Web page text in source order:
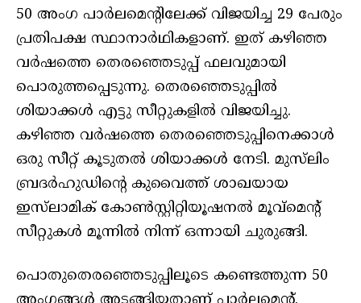
50 അംഗ പാർലമെന്റിലേക്ക് വിജയിച്ച 29 പേരും
പ്രതിപക്ഷ സ്ഥാനാർഥികളാണ്. ഇത് കഴിഞ്ഞ
വർഷത്തെ തെരഞ്ഞെടുപ്പ് ഫലവുമായി
പൊരുത്തപ്പെടുന്നു. തെരഞ്ഞെടുപ്പിൽ
ശിയാക്കൾ എട്ടു സീറ്റുകളിൽ വിജയിച്ചു.
കഴിഞ്ഞ വർഷത്തെ തെരഞ്ഞെടുപ്പിനെക്കാൾ
ഒരു സീറ്റ് കൂടുതൽ ശിയാക്കൾ നേടി. മുസ്‌ലിം
ബ്രദർഹുഡിന്റെ കുവൈത്ത് ശാഖയായ
ഇസ്‌ലാമിക് കോൺസ്റ്റിറ്റിയൂഷനൽ മൂവ്‌മെന്റ്
സീറ്റുകൾ മൂന്നിൽ നിന്ന് ഒന്നായി ചുരുങ്ങി.
പൊതുതെരഞ്ഞെടുപ്പിലൂടെ കണ്ടെത്തുന്ന 50